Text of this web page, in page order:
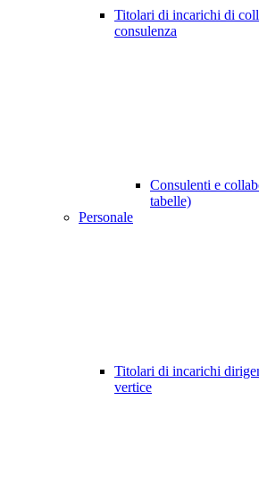
Titolari di incarichi di
consulenza
Consulenti e
tabelle)
Personale
Titolari di incarichi
vertice